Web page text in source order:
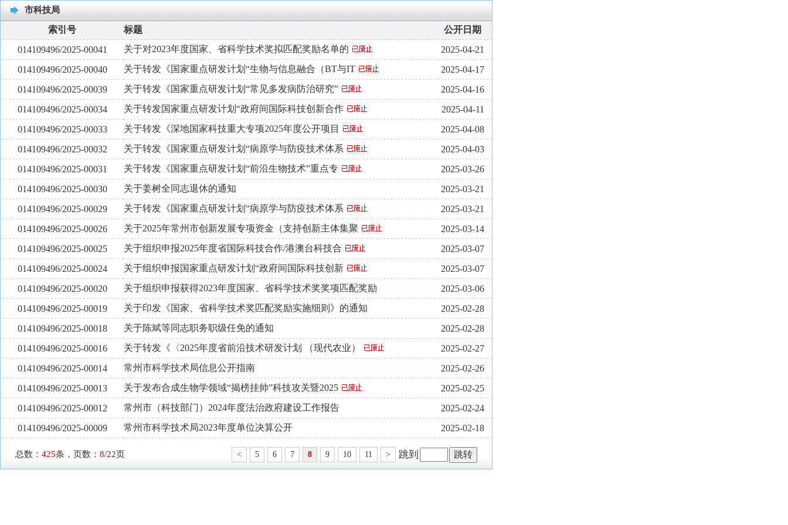
市科技局
索引号 标题
公开日期
014109496/2025-00041
关于对2023年度国家、省科学技术奖拟匹配奖励名单的
2025-04-21
014109496/2025-00040
关于转发《国家重点研发计划“生物与信息融合（BT与IT
2025-04-17
014109496/2025-00039
关于转发《国家重点研发计划“常见多发病防治研究”
2025-04-16
014109496/2025-00034
关于转发国家重点研发计划“政府间国际科技创新合作
2025-04-11
014109496/2025-00033
关于转发《深地国家科技重大专项2025年度公开项目
2025-04-08
014109496/2025-00032
关于转发《国家重点研发计划“病原学与防疫技术体系
2025-04-03
014109496/2025-00031
关于转发《国家重点研发计划“前沿生物技术”重点专
2025-03-26
014109496/2025-00030
关于姜树全同志退休的通知
2025-03-21
014109496/2025-00029
关于转发《国家重点研发计划“病原学与防疫技术体系
2025-03-21
014109496/2025-00026
关于2025年常州市创新发展专项资金（支持创新主体集聚
2025-03-14
014109496/2025-00025
关于组织申报2025年度省国际科技合作/港澳台科技合
2025-03-07
014109496/2025-00024
关于组织申报国家重点研发计划“政府间国际科技创新
2025-03-07
014109496/2025-00020
关于组织申报获得2023年度国家、省科学技术奖奖项匹配奖励
2025-03-06
014109496/2025-00019
关于印发《国家、省科学技术奖匹配奖励实施细则》的通知
2025-02-28
014109496/2025-00018
关于陈斌等同志职务职级任免的通知
2025-02-28
014109496/2025-00016
关于转发《〈2025年度省前沿技术研发计划 （现代农业）
2025-02-27
014109496/2025-00014
常州市科学技术局信息公开指南
2025-02-26
014109496/2025-00013
关于发布合成生物学领域“揭榜挂帅”科技攻关暨2025
2025-02-25
014109496/2025-00012
常州市（科技部门）2024年度法治政府建设工作报告
2025-02-24
014109496/2025-00009
常州市科学技术局2023年度单位决算公开 2025-02-18
总数： 425条，页数： 8/22页 < 5 6 7 8 9 10 11 > 跳到